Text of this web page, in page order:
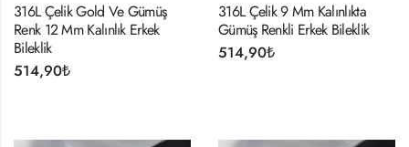
316L Çelik Gold Ve Gümüş
Renk 12 Mm Kalınlık Erkek
Bileklik
514,90₺
316L Çelik 9 Mm Kalınlıkta
Gümüş Renkli Erkek Bileklik
514,90₺